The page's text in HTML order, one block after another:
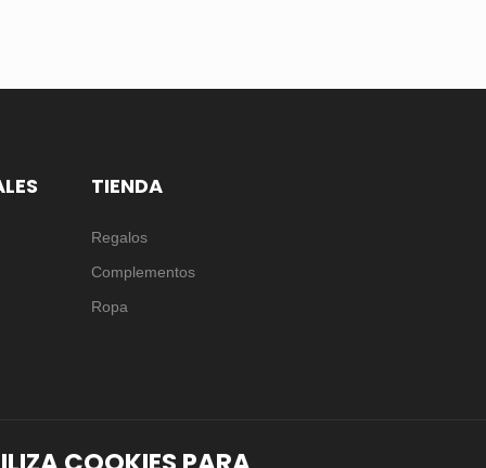
TIENDA
Regalos
Complementos
Ropa